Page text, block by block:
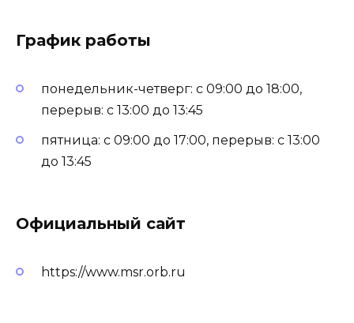
График работы
понедельник-четверг: с 09:00 до 18:00,
перерыв: с 13:00 до 13:45
пятница: с 09:00 до 17:00, перерыв: с 13:00
до 13:45
Официальный сайт
https://www.msr.orb.ru